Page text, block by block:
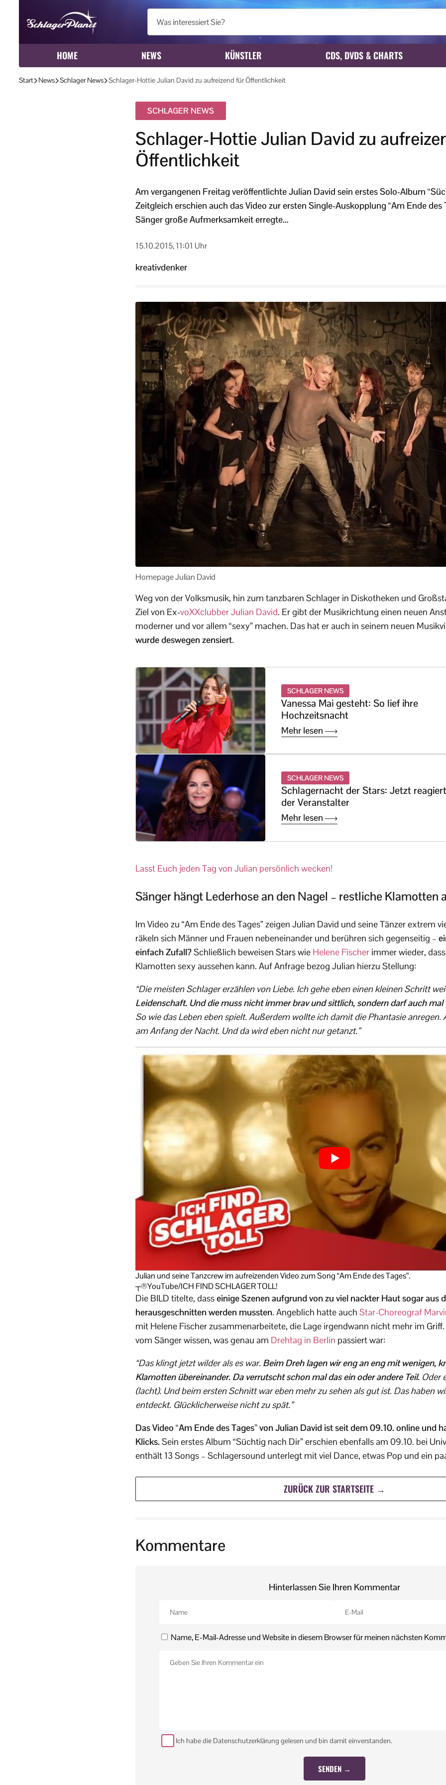
HOME NEWS KÜNSTLER CDS, DVDS & CHARTS
Start News Schlager News Schlager-Hottie Julian David zu aufreizend für Öffentlichkeit
SCHLAGER NEWS
Schlager-Hottie Julian David zu
Öffentlichkeit
Am vergangenen Freitag veröffentlichte Julian David sein erstes Solo-Album
Zeitgleich erschien auch das Video zur ersten Single-Auskopplung “Am Ende des
Sänger große Aufmerksamkeit erregte…
15.10.2015, 11:01 Uhr
kreativdenker
Homepage Julian David
Weg von der Volksmusik, hin zum tanzbaren Schlager in Diskotheken und
Ziel von Ex-voXXclubberJulian David. Er gibt der Musikrichtung einen neuen
moderner und vor allem “sexy” machen. Das hat er auch in seinem neuen
wurde deswegen zensiert.
SCHLAGER NEWS
Vanessa Mai gesteht: So lief ihre
Hochzeitsnacht
Mehr lesen
SCHLAGER NEWS
Schlagernacht der Stars: Jetzt reagiert
der Veranstalter
Mehr lesen
Lasst Euch jeden Tag von Julian persönlich wecken!
Sänger hängt Lederhose an den Nagel – restliche Klamotten
Im Video zu “Am Ende des Tages” zeigen Julian David und seine Tänzer extrem
räkeln sich Männer und Frauen nebeneinander und berühren sich gegenseitig –
einfach Zufall?Schließlich beweisen Stars wie Helene Fischer immer wieder,
Klamotten sexy aussehen kann. Auf Anfrage bezog Julian hierzu Stellung:
“Die meisten Schlager erzählen von Liebe. Ich gehe eben einen kleinen Schritt
Leidenschaft. Und die muss nicht immer brav und sittlich, sondern darf auch
So wie das Leben eben spielt. Außerdem wollte ich damit die Phantasie anregen.
am Anfang der Nacht. Und da wird eben nicht nur getanzt.”
Julian und seine Tanzcrew im aufreizenden Video zum Song “Am Ende des Tages”.
┬®YouTube/ICH FIND SCHLAGER TOLL!
Die BILD titelte, dasseinige Szenen aufgrund von zu viel nackter Haut sogar aus
herausgeschnitten werden mussten. Angeblich hatte auch Star-Choreograf
mit Helene Fischer zusammenarbeitete, die Lage irgendwann nicht mehr im
vom Sänger wissen, was genau am Drehtag in Berlin passiert war:
“Das klingt jetzt wilder als es war. Beim Dreh lagen wir eng an eng mit wenigen,
Klamotten übereinander. Da verrutscht schon mal das ein oder andere Teil. Oder
(lacht). Und beim ersten Schnitt war eben mehr zu sehen als gut ist. Das haben
entdeckt. Glücklicherweise nicht zu spät.”
Das Video “Am Ende des Tages” von Julian David ist seit dem 09.10. online und
Klicks. Sein erstes Album “Süchtig nach Dir” erschien ebenfalls am 09.10. bei
enthält 13 Songs – Schlagersound unterlegt mit viel Dance, etwas Pop und ein
ZURÜCK ZUR STARTSEITE →
Kommentare
Hinterlassen Sie Ihren Kommentar
Name, E-Mail-Adresse und Website in diesem Browser für meinen nächsten
Ich habe die Datenschutzerklärung gelesen und bin damit einverstanden.